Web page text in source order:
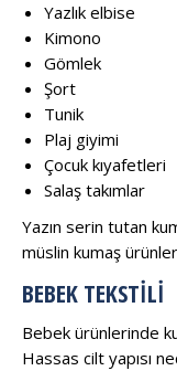
Yazlık elbise
Kimono
Gömlek
Şort
Tunik
Plaj giyimi
Çocuk kıyafetleri
Salaş takımlar
Yazın serin tutan
müslin kumaş
BEBEK TEKSTILI
Bebek ürünlerinde
Hassas cilt yapısı